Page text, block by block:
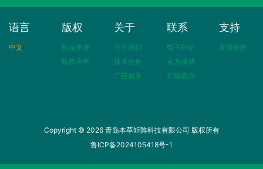
语言
中文
版权
数据来源
版权声明
关于
关于我们
技术合作
广告服务
联系
电子邮箱
官方微博
在线咨询
支持
友情链接
Copyright © 2026 青岛本草矩阵科技有限公司 版权所有
鲁ICP备2024105418号-1